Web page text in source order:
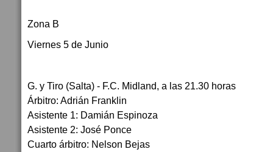
Zona B
Viernes 5 de Junio
G. y Tiro (Salta) - F.C. Midland, a las 21.30 horas
Árbitro: Adrián Franklin
Asistente 1: Damián Espinoza
Asistente 2: José Ponce
Cuarto árbitro: Nelson Bejas